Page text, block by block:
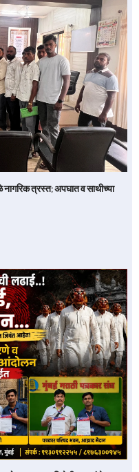
नागरिक त्रस्त; अपघात व साथीच्या